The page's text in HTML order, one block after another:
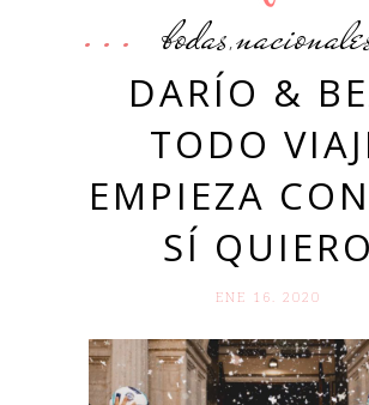
bodas,
DARÍO &
TODO
EMPIEZA
SÍ QUIERO
ENE 16. 2020